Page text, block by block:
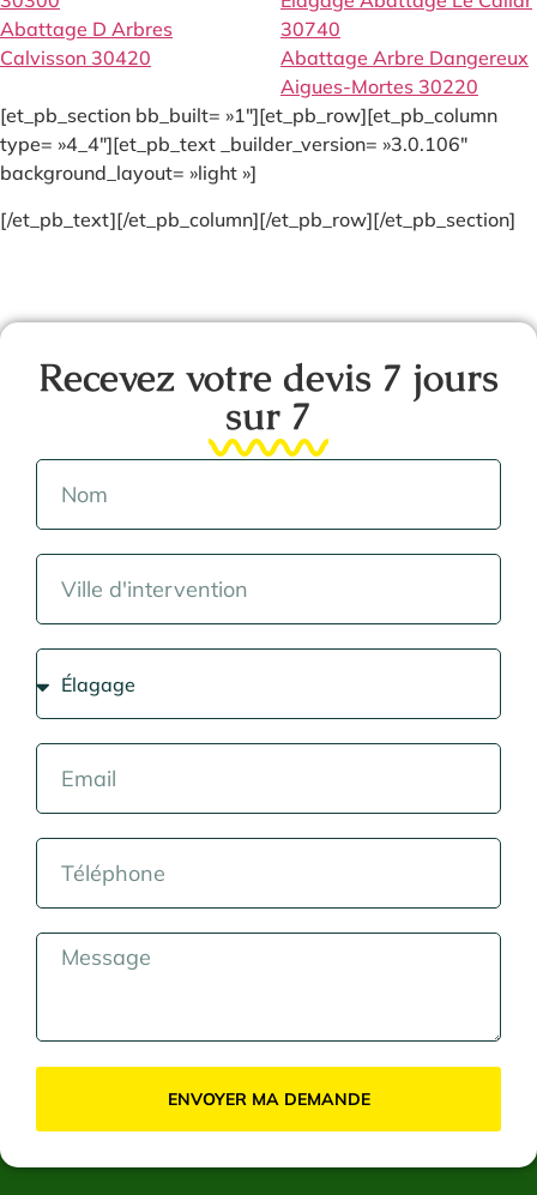
Abattage D Arbres
Calvisson 30420
30740
Abattage Arbre Dangereux
Aigues-Mortes 30220
[et_pb_section bb_built= »1″][et_pb_row][et_pb_column
type= »4_4″][et_pb_text _builder_version= »3.0.106″
background_layout= »light »]
[/et_pb_text][/et_pb_column][/et_pb_row][/et_pb_section]
Recevez votre devis 7 jours
sur 7
ENVOYER MA DEMANDE